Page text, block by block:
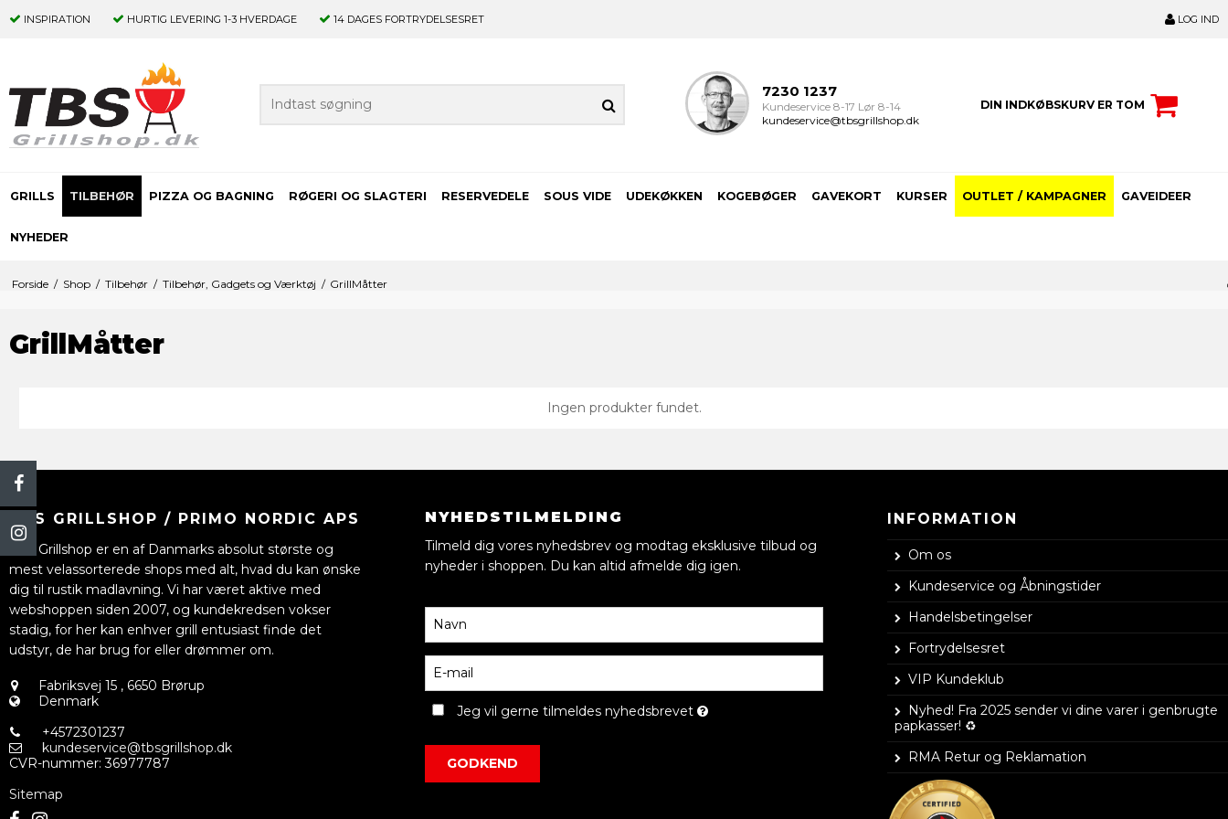
INSPIRATION HURTIG LEVERING 1-3 HVERDAGE 14 DAGES FORTRYDELSESRET LOG IND
7230 1237
Kundeservice 8-17 Lør 8-14
kundeservice@tbsgrillshop.dk
DIN INDKØBSKURV ER TOM
GRILLS TILBEHØR PIZZA OG BAGNING RØGERI OG SLAGTERI RESERVEDELE SOUS VIDE UDEKØKKEN KOGEBØGER GAVEKORT KURSER OUTLET / KAMPAGNER GAVEIDEER
NYHEDER
Forside / Shop / Tilbehør / Tilbehør, Gadgets og Værktøj / GrillMåtter
GrillMåtter
Ingen produkter fundet.
TBS GRILLSHOP / PRIMO NORDIC APS
TBS Grillshop er en af Danmarks absolut største og
mest velassorterede shops med alt, hvad du kan ønske
dig til rustik madlavning. Vi har været aktive med
webshoppen siden 2007, og kundekredsen vokser
stadig, for her kan enhver grill entusiast finde det
udstyr, de har brug for eller drømmer om.
Fabriksvej 15 , 6650 Brørup
Denmark
+4572301237
kundeservice@tbsgrillshop.dk
CVR-nummer: 36977787
Sitemap
NYHEDSTILMELDING
Tilmeld dig vores nyhedsbrev og modtag eksklusive tilbud og
nyheder i shoppen. Du kan altid afmelde dig igen.
Jeg vil gerne tilmeldes nyhedsbrevet
GODKEND
INFORMATION
Om os
Kundeservice og Åbningstider
Handelsbetingelser
Fortrydelsesret
VIP Kundeklub
Nyhed! Fra 2025 sender vi dine varer i genbrugte
papkasser! ♻️
RMA Retur og Reklamation